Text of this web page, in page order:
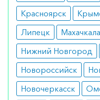
Красноярск
Липецк
Махачкала
Нижний Новгород
Новороссийск
Новочеркасск